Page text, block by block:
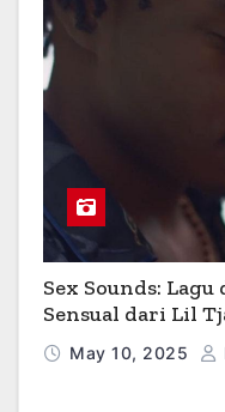
Sex Sounds:
Sensual dari Lil
May 10, 2025